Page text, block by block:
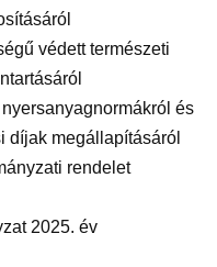
védett természeti
és
díjak megállapításáról
rendelet
2025. év